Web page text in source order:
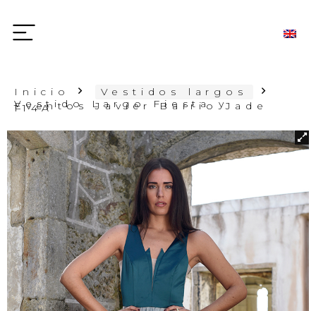
Inicio
Vestidos largos
Vestido Largo Fiesta y
Eventos Javier Barrio Jade
114A